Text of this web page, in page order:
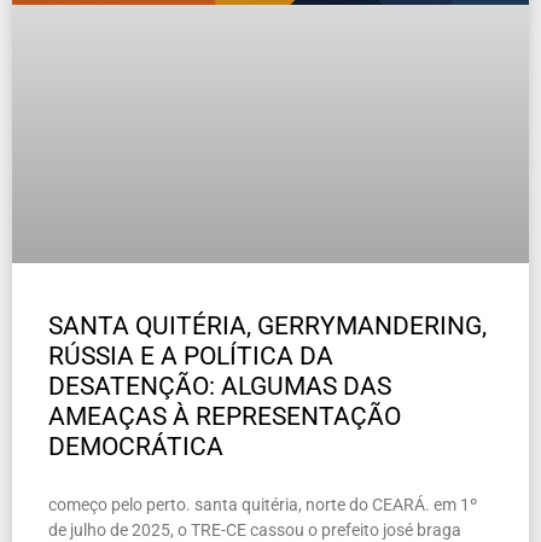
SANTA QUITÉRIA, GERRYMANDERING,
RÚSSIA E A POLÍTICA DA
DESATENÇÃO: ALGUMAS DAS
AMEAÇAS À REPRESENTAÇÃO
DEMOCRÁTICA
começo pelo perto. santa quitéria, norte do CEARÁ. em 1º
de julho de 2025, o TRE-CE cassou o prefeito josé braga